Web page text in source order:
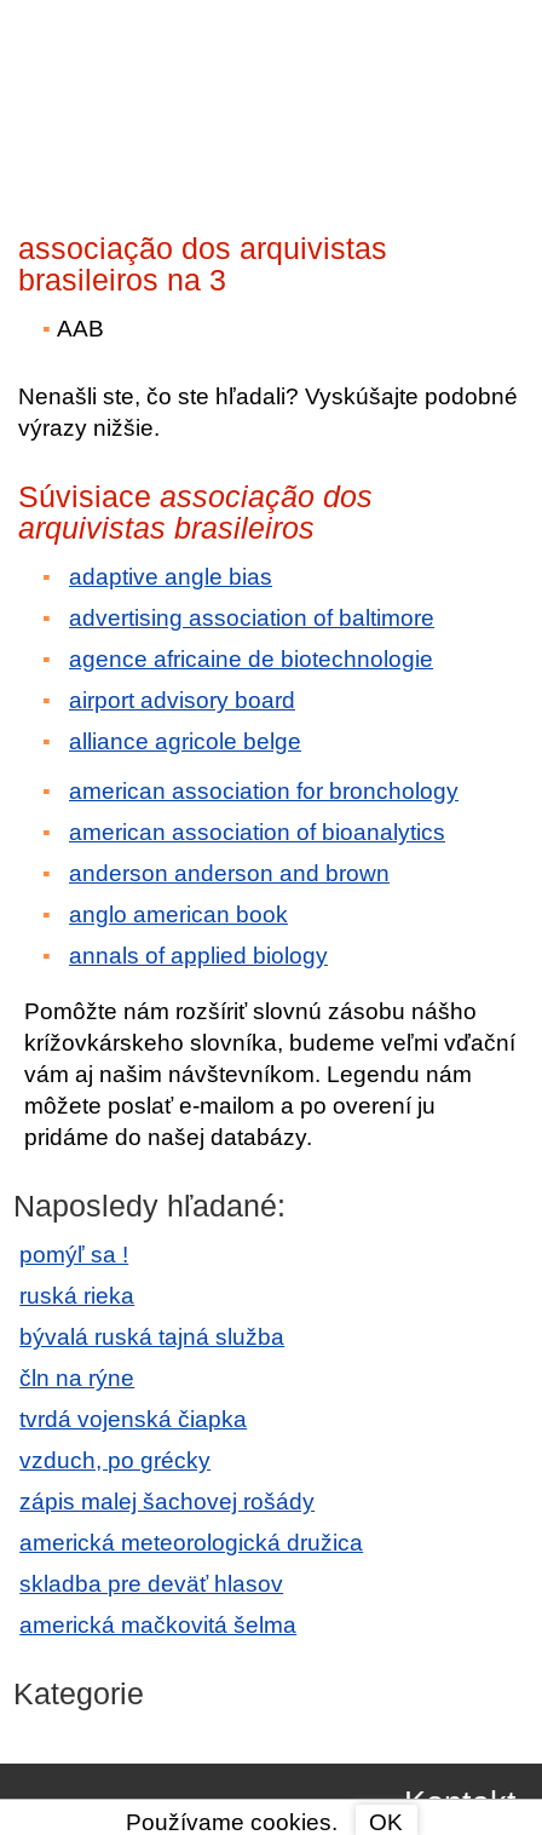
associação dos arquivistas
brasileiros na 3
AAB
Nenašli ste, čo ste hľadali? Vyskúšajte podobné
výrazy nižšie.
Súvisiace associação dos
arquivistas brasileiros
adaptive angle bias
advertising association of baltimore
agence africaine de biotechnologie
airport advisory board
alliance agricole belge
american association for bronchology
american association of bioanalytics
anderson anderson and brown
anglo american book
annals of applied biology
Pomôžte nám rozšíriť slovnú zásobu nášho
krížovkárskeho slovníka, budeme veľmi vďační
vám aj našim návštevníkom. Legendu nám
môžete poslať e-mailom a po overení ju
pridáme do našej databázy.
Naposledy hľadané:
pomýľ sa !
ruská rieka
bývalá ruská tajná služba
čln na rýne
tvrdá vojenská čiapka
vzduch, po grécky
zápis malej šachovej rošády
americká meteorologická družica
skladba pre deväť hlasov
americká mačkovitá šelma
Kategorie
Kontakt
Používame cookies. OK